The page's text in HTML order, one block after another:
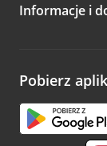
Zachęcamy do
opinie.
Informacje i
Pobierz